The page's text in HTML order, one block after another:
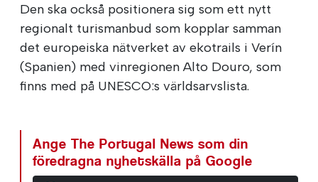
Den ska också positionera sig som ett nytt
regionalt turismanbud som kopplar samman
det europeiska nätverket av ekotrails i Verín
(Spanien) med vinregionen Alto Douro, som
finns med på UNESCO:s världsarvslista.
Ange The Portugal News som din
föredragna nyhetskälla på Google